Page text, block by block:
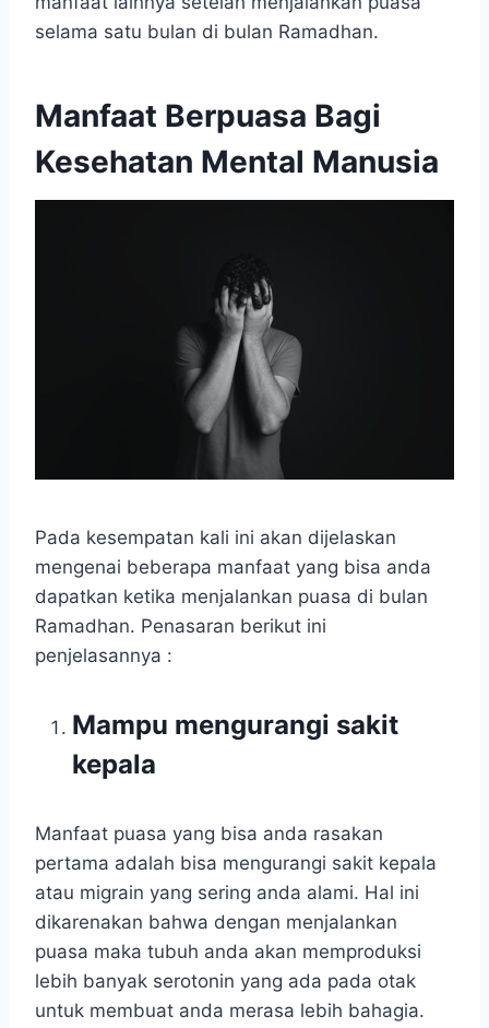
selama satu bulan di bulan Ramadhan.
Manfaat Berpuasa Bagi
Kesehatan Mental Manusia
Pada kesempatan kali ini akan dijelaskan
mengenai beberapa manfaat yang bisa anda
dapatkan ketika menjalankan puasa di bulan
Ramadhan. Penasaran berikut ini
penjelasannya :
Mampu mengurangi sakit
kepala
Manfaat puasa yang bisa anda rasakan
pertama adalah bisa mengurangi sakit kepala
atau migrain yang sering anda alami. Hal ini
dikarenakan bahwa dengan menjalankan
puasa maka tubuh anda akan memproduksi
lebih banyak serotonin yang ada pada otak
untuk membuat anda merasa lebih bahagia.